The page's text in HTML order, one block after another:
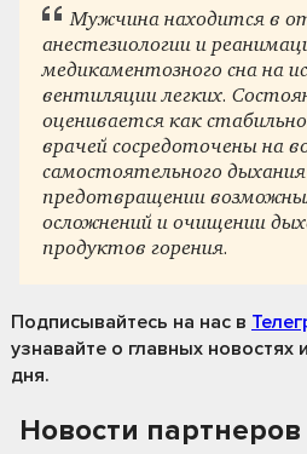
Мужчина находится в
анестезиологии и
медикаментозного сна на
вентиляции легких.
оценивается как
врачей сосредоточены на
самостоятельного
предотвращении
осложнений и очищении
продуктов горения.
Подписывайтесь на нас в
узнавайте о главных
дня.
Новости партнеров